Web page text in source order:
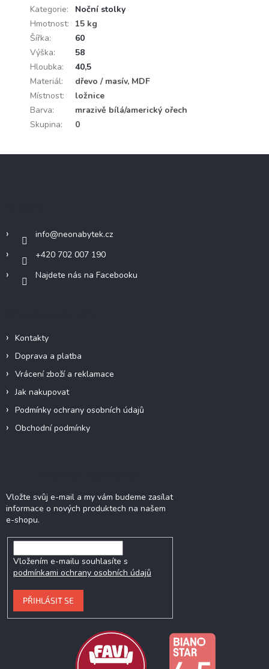
Kategorie:
Noční stolky
Hmotnost:
15 kg
Šířka:
60
Výška:
58
Hloubka:
40,5
Materiál:
dřevo / masív, MDF
Místnost:
ložnice
Barva:
mrazivě bílá/americký ořech
Skupina: 0
info@neonabytek.cz
+420 702 007 190
Najdete nás na Facebooku
Kontakty
Doprava a platba
Vrácení zboží a reklamace
Jak nakupovat
Podmínky ochrany osobních údajů
Obchodní podmínky
Vložte svůj e-mail a my vám budeme zasílat
informace o nových produktech na našem
e-shopu.
Vložením e-mailu souhlasíte s
podmínkami ochrany osobních údajů
PŘIHLÁSIT SE